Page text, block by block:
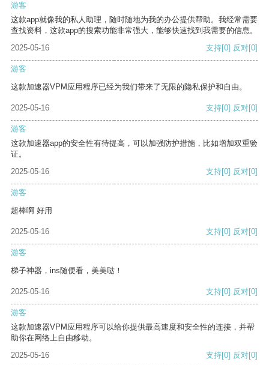
游客
这款app就像我的私人助理，随时随地为我的办公提供帮助。我经常需要
查找资料，这款app的搜索功能非常强大，能够快速找到我需要的信息。
2025-05-16
支持[0] 反对[0]
游客
这款加速器VPM应用程序已经为我们带来了无限的隐私保护和自由。
2025-05-16 支持[0] 反对[0]
游客
这款加速器app的安全性有待提高，可以加强防护措施，比如增加双重验
证。
2025-05-16
支持[0] 反对[0]
游客
超棒啊 好用
2025-05-16 支持[0] 反对[0]
游客
梯子神器，ins随便看，美美哒！
2025-05-16 支持[0] 反对[0]
游客
这款加速器VPM应用程序可以给你提供最高速度和安全性的连接，并帮
助你在网络上自由移动。
2025-05-16
支持[0] 反对[0]